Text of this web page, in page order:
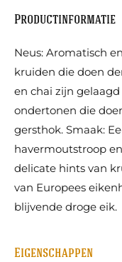
Productinformatie
Neus: Aromatisch
kruiden die doen
en chai zijn
ondertonen die
gersthok. Smaak:
havermoutstroop
delicate hints van
van Europees
blijvende droge eik.
Eigenschappen